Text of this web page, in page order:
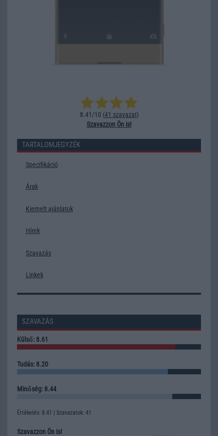
8.41/10 (41 szavazat)
Szavazzon Ön is!
TARTALOMJEGYZÉK
Specifikáció
Árak
Kiemelt ajánlatok
Hírek
Szavazás
Linkek
SZAVAZÁS
Külső: 8.61
Tudás: 8.20
Minőség: 8.44
Értékelés: 8.41 | Szavazatok: 41
Szavazzon Ön is!